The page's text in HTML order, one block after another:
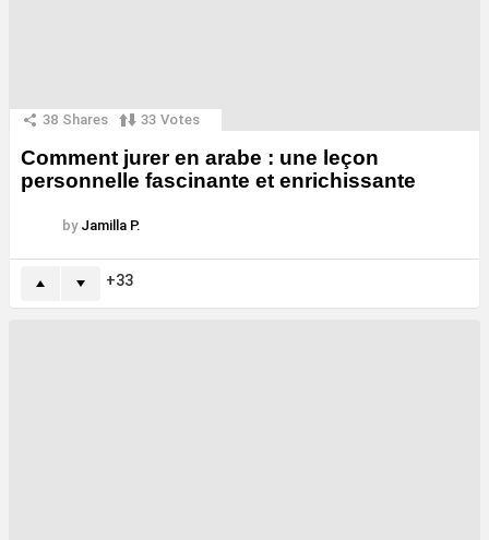
38 Shares 33 Votes
Comment jurer en arabe : une leçon
personnelle fascinante et enrichissante
by Jamilla P.
33